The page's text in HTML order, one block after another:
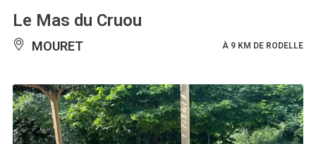
Le Mas du Cruou
MOURET À 9 KM DE RODELLE